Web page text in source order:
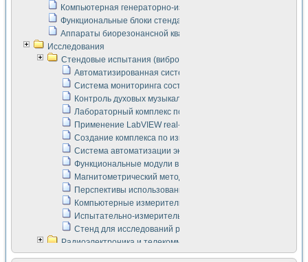
Компьютерная генераторно-измерительная система
Функциональные блоки стенда "Сигнал-USB"
Аппараты биорезонансной квантовой терапии серии СКАН
Исследования
Стендовые испытания (виброакустика, тензометрия и т.п.)
Автоматизированная система измерения параметров
Система мониторинга состояния тяговых
Контроль духовых музыкальных инструментов
Лабораторный комплекс по исследованию элементной
Применение LabVIEW real-time module для
Создание комплекса по измерению скорости подвижного
Система автоматизации экспериментальных
Функциональные модули в стандарте Nl SCXI для
Магнитометрический метод в дефектоскопии сварных
Перспективы использования машинного зрения в
Компьютерные измерительные системы для
Испытательно-измерительный комплекс аппаратуры для
Стенд для исследований рабочих процессов ДВС в
Радиоэлектроника и телекоммуникации
LabVIEW в расчетах радиолиний систем передачи данных